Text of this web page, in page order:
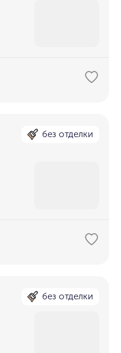
без отделки
без отделки